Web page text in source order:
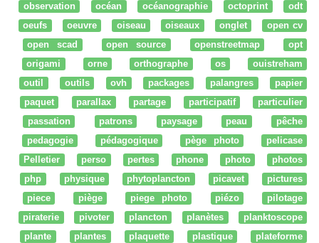
observation
océan océanographie octoprint
odt
oeufs
oeuvre oiseau oiseaux onglet
open cv
open scad
open source openstreetmap
opt
origami
orne orthographe os
ouistreham
outil
outils ovh packages palangres
papier
paquet
parallax partage participatif
particulier
passation
patrons paysage peau
pêche
pedagogie
pédagogique pège photo
pelicase
Pelletier
perso pertes phone photo
photos
php
physique phytoplancton picavet
pictures
piece
piège piege photo piézo
pilotage
piraterie
pivoter plancton planètes
planktoscope
plante
plantes plaquette plastique
plateforme